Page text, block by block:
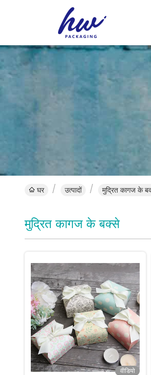
घर उत्पादों मुद्रित कागज के
मुद्रित कागज के बक्से
वीडियो